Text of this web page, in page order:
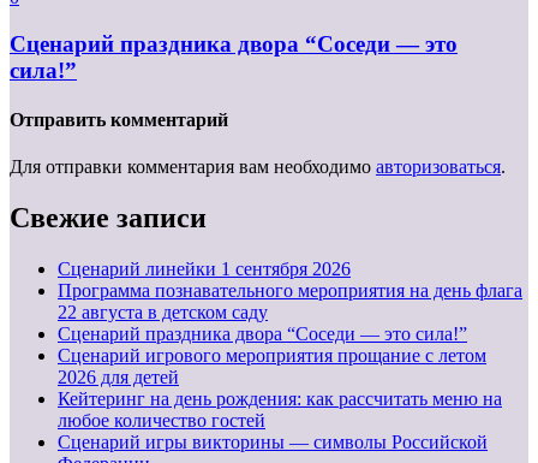
Сценарий праздника двора “Соседи — это
сила!”
Отправить комментарий
Для отправки комментария вам необходимо авторизоваться.
Свежие записи
Cценарий линейки 1 сентября 2026
Программа познавательного мероприятия на день флага
22 августа в детском саду
Сценарий праздника двора “Соседи — это сила!”
Сценарий игрового мероприятия прощание с летом
2026 для детей
Кейтеринг на день рождения: как рассчитать меню на
любое количество гостей
Сценарий игры викторины — символы Российской